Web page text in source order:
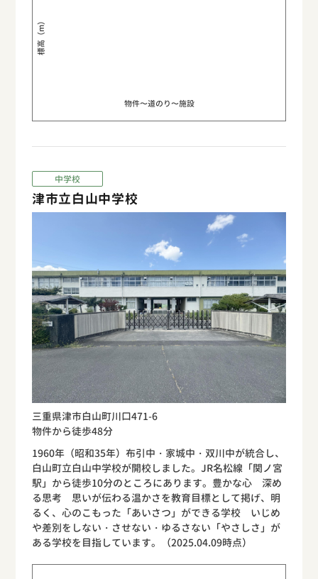
標高（m）
物件〜道のり〜施設
中学校
津市立白山中学校
三重県津市白山町川口471-6
物件から徒歩48分
1960年（昭和35年）布引中・家城中・双川中が統合し、
白山町立白山中学校が開校しました。JR名松線「関ノ宮
駅」から徒歩10分のところにあります。豊かな心 深め
る思考 思いが伝わる温かさを教育目標として掲げ、明
るく、心のこもった「あいさつ」ができる学校 いじめ
や差別をしない・させない・ゆるさない「やさしさ」が
ある学校を目指しています。（2025.04.09時点）